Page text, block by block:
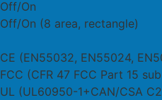
Off/On
Off/On (8 area, rectangle)
CE (EN55032, EN55024,
FCC (CFR 47 FCC Part 15
UL (UL60950-1+CAN/CSA